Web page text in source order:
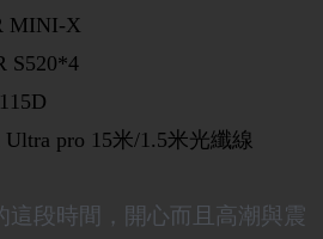
MINI-X
S520*4
pro 15米/1.5米光纖線
段時間，開心而且高潮與震